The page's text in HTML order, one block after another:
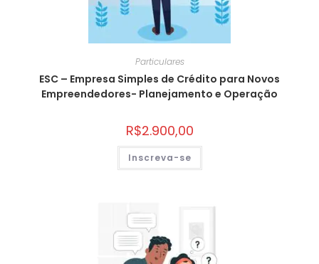
Particulares
ESC – Empresa Simples de Crédito para Novos
Empreendedores- Planejamento e Operação
R$2.900,00
Inscreva-se